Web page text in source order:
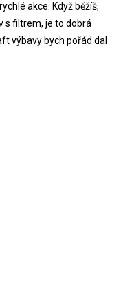
akce. Když běžíš,
s filtrem, je to dobrá
výbavy bych pořád dal